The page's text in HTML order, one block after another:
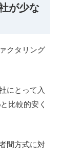
が少な
クタリング
にとって入
比較的安く
間方式に対